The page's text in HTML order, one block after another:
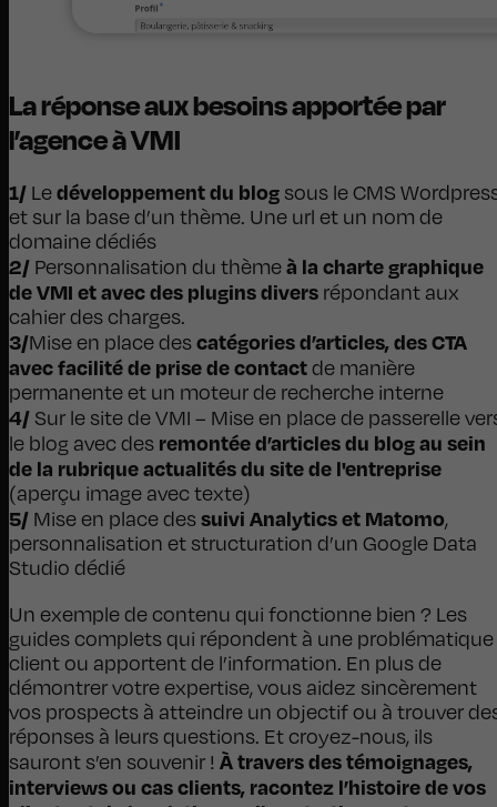
La réponse aux besoins apportée par
l’agence à VMI
1/ Ledéveloppement du blog sous le CMS
et sur la base d’un thème. Une url et un nom de
domaine dédiés
2/ Personnalisation du thèmeà la charte graphique
de VMI et avec des plugins divers répondant aux
cahier des charges.
3/Mise en place descatégories d’articles, des CTA
avec facilité de prise de contactde manière
permanente et un moteur de recherche interne
4/Sur le site de VMI – Mise en place de passerelle
le blog avec des remontée d’articles du blog au sein
de la rubrique actualités du site de l'entreprise
(aperçu image avec texte)
5/ Mise en place dessuivi Analytics et Matomo,
personnalisation et structuration d’un Google Data
Studio dédié
Un exemple de contenu qui fonctionne bien ? Les
guides complets qui répondent à une problématique
client ou apportent de l’information. En plus de
démontrer votre expertise, vous aidez sincèrement
vos prospects à atteindre un objectif ou à trouver
réponses à leurs questions. Et croyez-nous, ils
sauront s’en souvenir ! À travers des témoignages,
interviews ou cas clients, racontez l’histoire de vos